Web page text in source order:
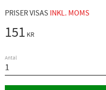
PRISER VISAS INKL. MOMS
151 KR
Antal